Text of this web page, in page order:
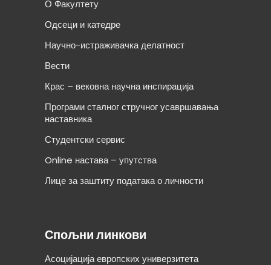
О Факултету
Одсеци и катедре
Научно-истраживачка делатност
Вести
Крас – вековна научна инспирација
Програми сталног стручног усавршавања
наставника
Студентски сервис
Online настава – упутства
Лице за заштиту података о личности
Спољни линкови
Асоцијација европских универзитета